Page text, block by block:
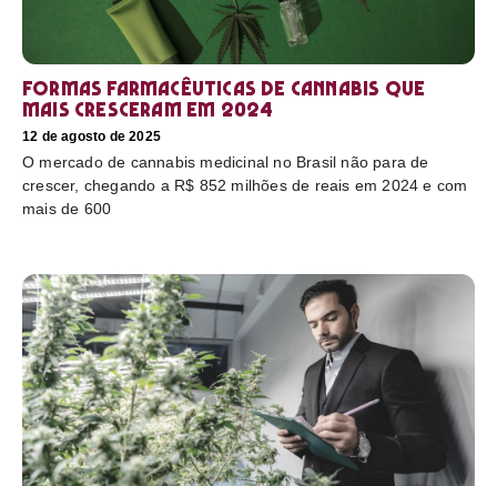
Formas farmacêuticas de cannabis que
mais cresceram em 2024
12 de agosto de 2025
O mercado de cannabis medicinal no Brasil não para de
crescer, chegando a R$ 852 milhões de reais em 2024 e com
mais de 600